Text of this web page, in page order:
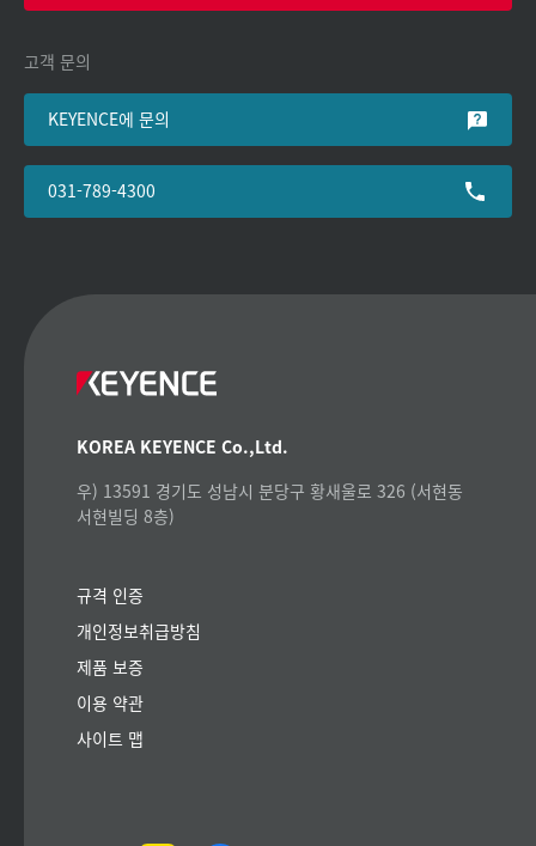
고객 문의
KEYENCE에 문의
031-789-4300
KOREA KEYENCE Co.,Ltd.
우) 13591 경기도 성남시 분당구 황새울로 326 (서현동
서현빌딩 8층)
규격 인증
개인정보취급방침
제품 보증
이용 약관
사이트 맵